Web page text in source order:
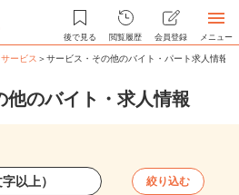
後で見る 閲覧履歴 会員登録 メニュー
サービス ＞サービス・その他のバイト・パート求人情報
他のバイト・求人情報
絞り込む